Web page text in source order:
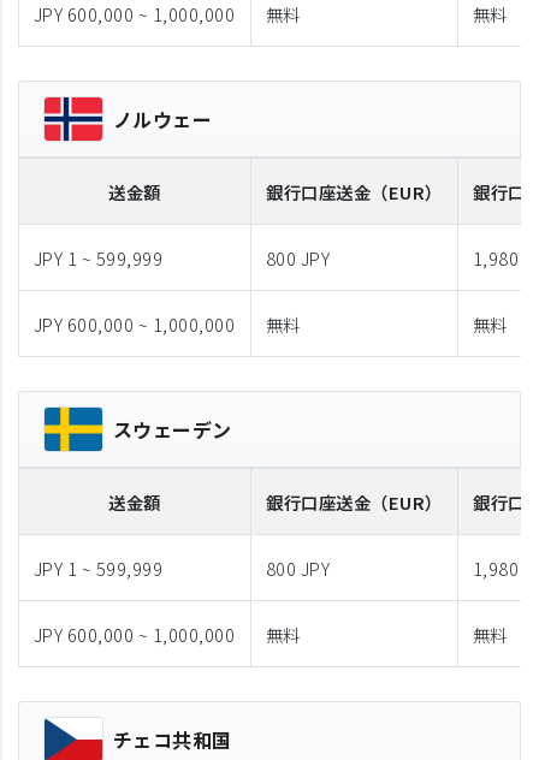
JPY 600,000 ~ 1,000,000 無料 無料
ノルウェー
送金額 銀行口座送金 （EUR） 銀行口
JPY 1 ~ 599,999 800 JPY 1,980
JPY 600,000 ~ 1,000,000 無料 無料
スウェーデン
送金額 銀行口座送金 （EUR） 銀行口
JPY 1 ~ 599,999 800 JPY 1,980
JPY 600,000 ~ 1,000,000 無料 無料
チェコ共和国